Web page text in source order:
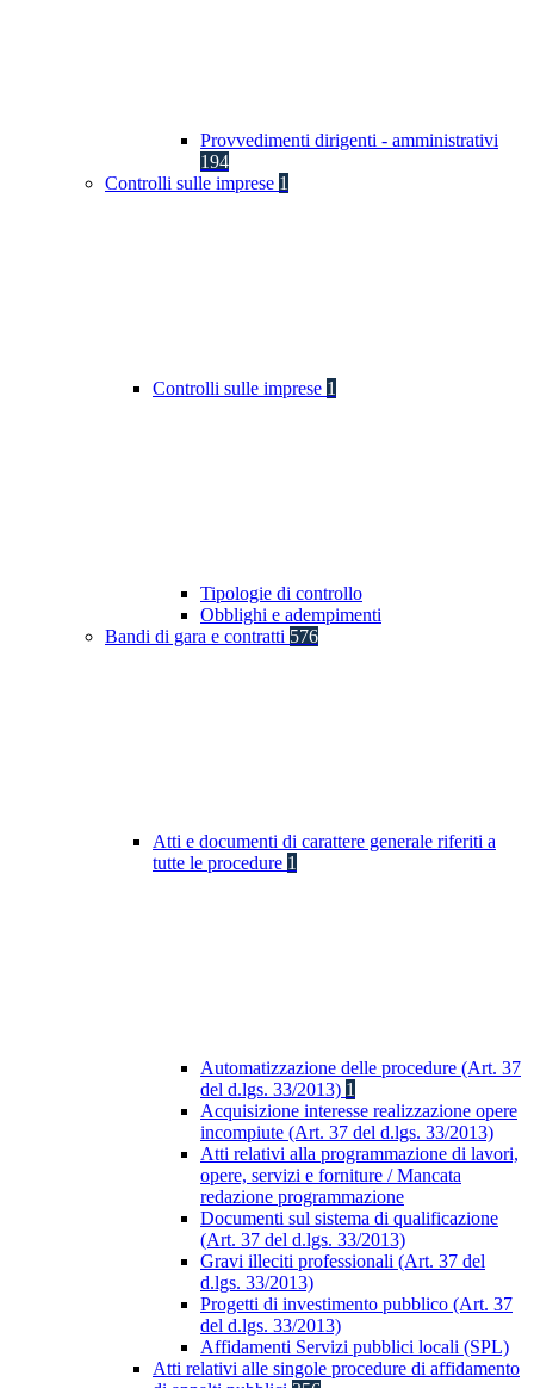
Provvedimenti dirigenti - amministrativi
194
Controlli sulle imprese 1
Controlli sulle imprese 1
Tipologie di controllo
Obblighi e adempimenti
Bandi di gara e contratti 576
Atti e documenti di carattere generale riferiti a
tutte le procedure 1
Automatizzazione delle procedure (Art. 37
del d.lgs. 33/2013) 1
Acquisizione interesse realizzazione opere
incompiute (Art. 37 del d.lgs. 33/2013)
Atti relativi alla programmazione di lavori,
opere, servizi e forniture / Mancata
redazione programmazione
Documenti sul sistema di qualificazione
(Art. 37 del d.lgs. 33/2013)
Gravi illeciti professionali (Art. 37 del
d.lgs. 33/2013)
Progetti di investimento pubblico (Art. 37
del d.lgs. 33/2013)
Affidamenti Servizi pubblici locali (SPL)
Atti relativi alle singole procedure di affidamento